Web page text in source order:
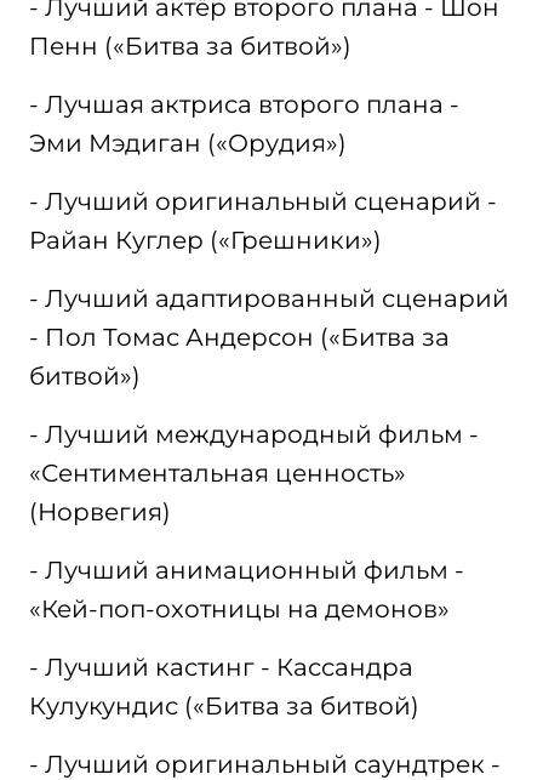
- Лучший актёр второго плана - Шон
Пенн («Битва за битвой»)
- Лучшая актриса второго плана -
Эми Мэдиган («Орудия»)
- Лучший оригинальный сценарий -
Райан Куглер («Грешники»)
- Лучший адаптированный сценарий
- Пол Томас Андерсон («Битва за
битвой»)
- Лучший международный фильм -
«Сентиментальная ценность»
(Норвегия)
- Лучший анимационный фильм -
«Кей-поп-охотницы на демонов»
- Лучший кастинг - Кассандра
Кулукундис («Битва за битвой)
- Лучший оригинальный саундтрек -